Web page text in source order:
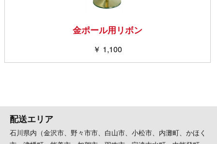
金ポール用リボン
￥ 1,100
配送エリア
石川県内（金沢市、野々市市、白山市、小松市、内灘町、かほく